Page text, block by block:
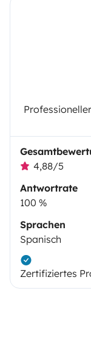
4,88/5
Antwortrate
100 %
Sprachen
Spanisch
Zertifiziertes